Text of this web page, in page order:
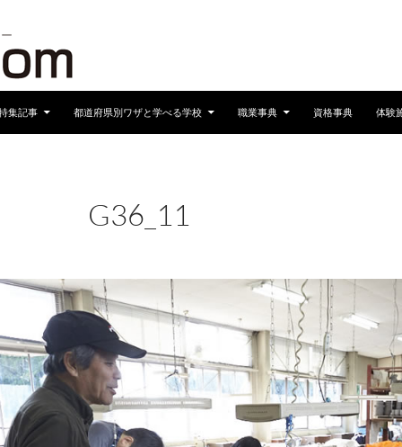
集記事
都道府県別ワザと学べる学校 職業事典 資格事典 体験
G36_11